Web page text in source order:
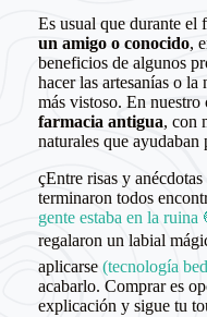
Es usual que durante el
un amigo o conocido,
beneficios de algunos
hacer las artesanías o la
más vistoso. En nuestro
farmacia antigua, con
naturales que ayudaban
çEntre risas y
terminaron todos
gente estaba en la ruina
regalaron un labial
aplicarse (tecnología
acabarlo. Comprar es
explicación y sigue tu